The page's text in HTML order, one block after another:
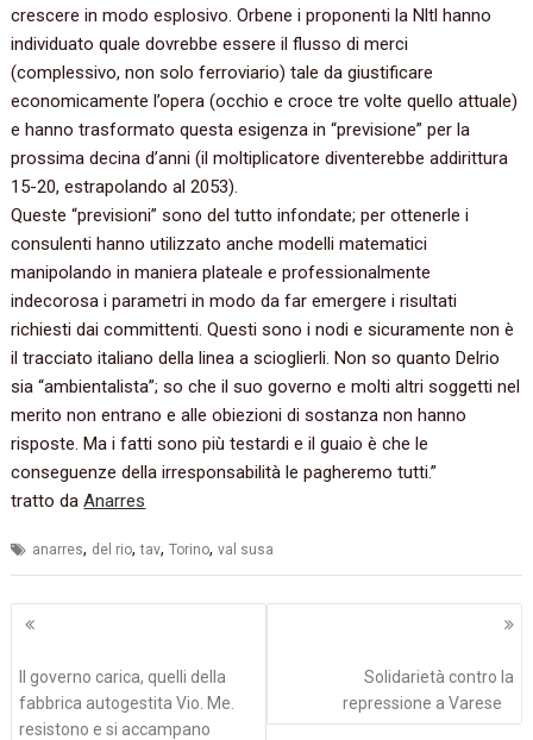
crescere in modo esplosivo. Orbene i proponenti la Nltl hanno
individuato quale dovrebbe essere il flusso di merci
(complessivo, non solo ferroviario) tale da giustificare
economicamente l’opera (occhio e croce tre volte quello attuale)
e hanno trasformato questa esigenza in “previsione” per la
prossima decina d’anni (il moltiplicatore diventerebbe addirittura
15-20, estrapolando al 2053).
Queste “previsioni” sono del tutto infondate; per ottenerle i
consulenti hanno utilizzato anche modelli matematici
manipolando in maniera plateale e professionalmente
indecorosa i parametri in modo da far emergere i risultati
richiesti dai committenti. Questi sono i nodi e sicuramente non è
il tracciato italiano della linea a scioglierli. Non so quanto Delrio
sia “ambientalista”; so che il suo governo e molti altri soggetti nel
merito non entrano e alle obiezioni di sostanza non hanno
risposte. Ma i fatti sono più testardi e il guaio è che le
conseguenze della irresponsabilità le pagheremo tutti.”
tratto daAnarres
anarres, del rio,tav,Torino,val susa
Navigazione
Il governo carica, quelli della
fabbrica autogestita Vio. Me.
resistono e si accampano
Solidarietà contro la
repressione a Varese